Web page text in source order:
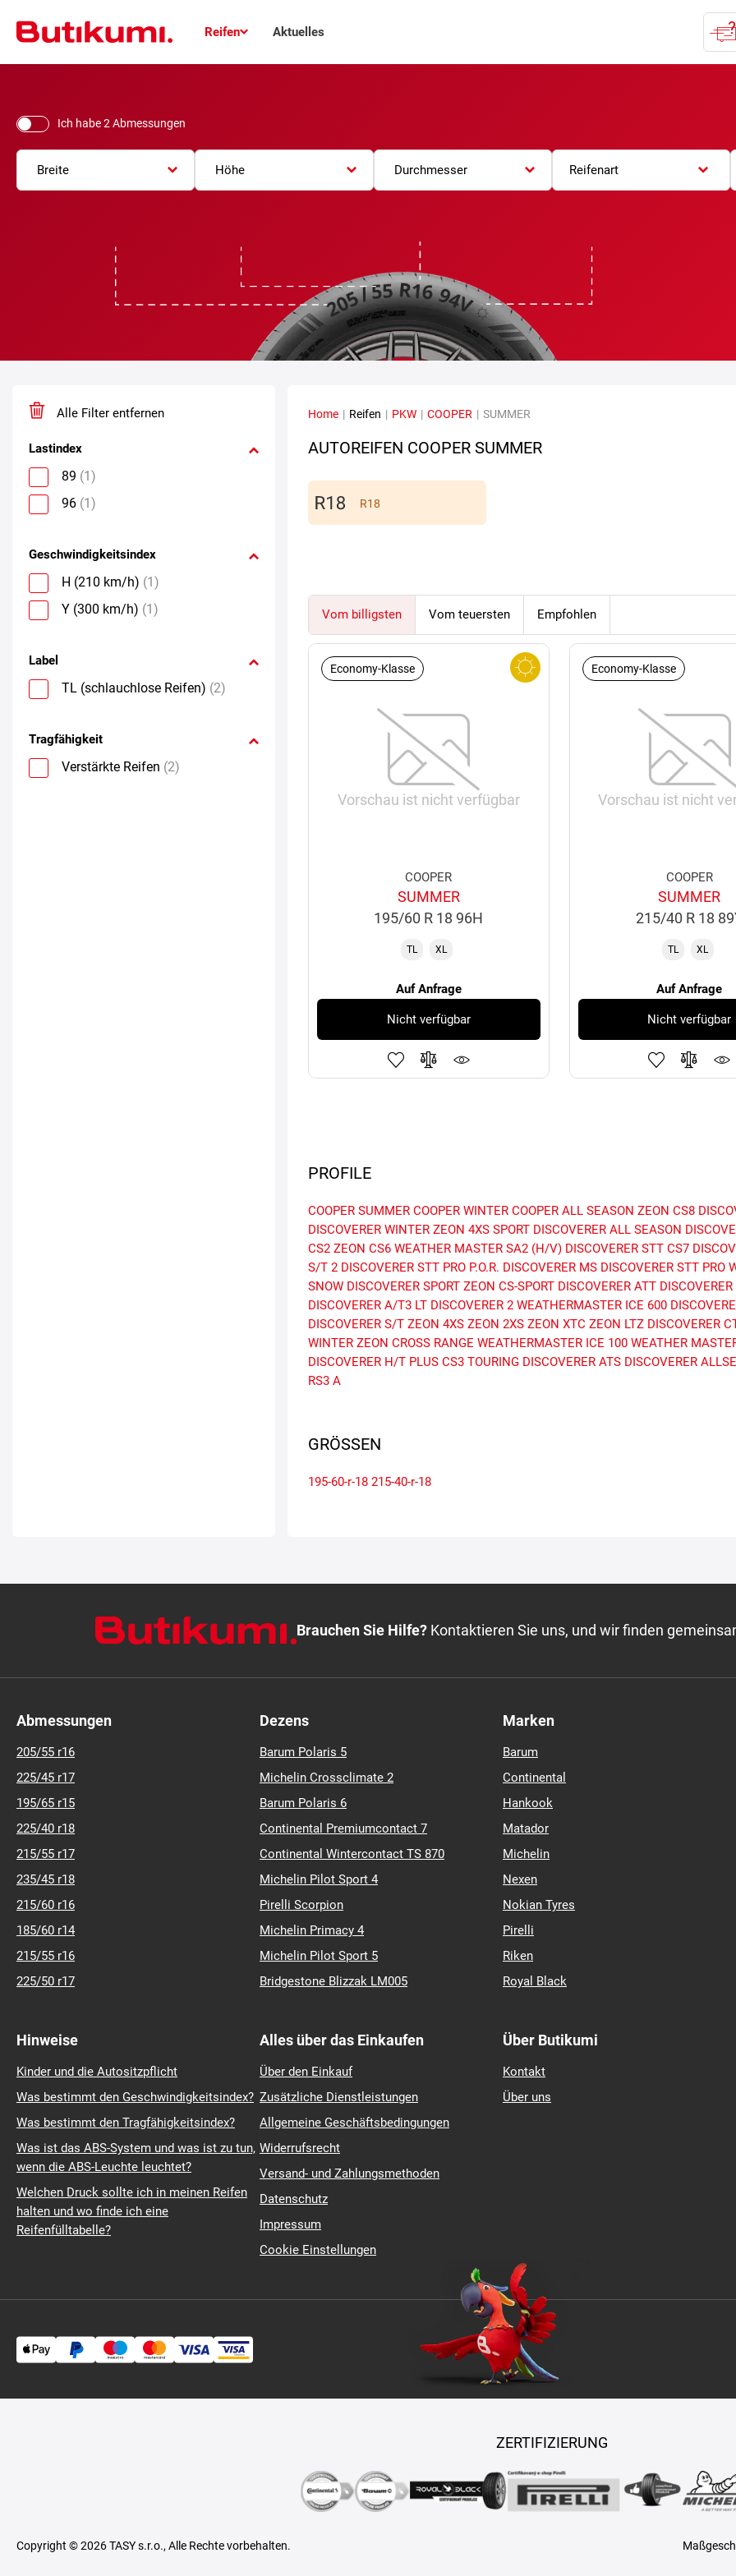
Reifen Aktuelles
Ich habe 2 Abmessungen
Breite Höhe Durchmesser Reifenart
Alle Filter entfernen
Lastindex
89 (1)
96 (1)
Geschwindigkeitsindex
H (210 km/h) (1)
Y (300 km/h) (1)
Label
TL (schlauchlose Reifen) (2)
Tragfähigkeit
Verstärkte Reifen (2)
Home | Reifen | PKW | COOPER | SUMMER
AUTOREIFEN COOPER SUMMER
R18
Vom billigsten Vom teuersten Empfohlen
Vorschau ist nicht verfügbar
Economy-Klasse
COOPER
SUMMER
195/60 R 18 96H
TL XL
Auf Anfrage
Nicht verfügbar
Vorschau ist nicht
Economy-Klasse
COOPER
SUMMER
215/40 R 18
TL XL
Auf Anfrage
Nicht verfügbar
PROFILE
COOPER SUMMER COOPER WINTER COOPER ALL SEASON ZEON CS8
DISCOVERER WINTER ZEON 4XS SPORT DISCOVERER ALL SEASON
CS2 ZEON CS6 WEATHER MASTER SA2 (H/V) DISCOVERER STT CS7
S/T 2 DISCOVERER STT PRO P.O.R. DISCOVERER MS DISCOVERER STT PRO
SNOW DISCOVERER SPORT ZEON CS-SPORT DISCOVERER ATT
DISCOVERER A/T3 LT DISCOVERER 2 WEATHERMASTER ICE 600
DISCOVERER S/T ZEON 4XS ZEON 2XS ZEON XTC ZEON LTZ DISCOVERER
WINTER ZEON CROSS RANGE WEATHERMASTER ICE 100 WEATHER
DISCOVERER H/T PLUS CS3 TOURING DISCOVERER ATS DISCOVERER
RS3 A
GRÖSSEN
195-60-r-18 215-40-r-18
Brauchen Sie Hilfe? Kontaktieren Sie uns, und wir finden
Abmessungen
205/55 r16
225/45 r17
195/65 r15
225/40 r18
215/55 r17
235/45 r18
215/60 r16
185/60 r14
215/55 r16
225/50 r17
Dezens
Barum Polaris 5
Michelin Crossclimate 2
Barum Polaris 6
Continental Premiumcontact 7
Continental Wintercontact TS 870
Michelin Pilot Sport 4
Pirelli Scorpion
Michelin Primacy 4
Michelin Pilot Sport 5
Bridgestone Blizzak LM005
Marken
Barum
Continental
Hankook
Matador
Michelin
Nexen
Nokian Tyres
Pirelli
Riken
Royal Black
Hinweise
Kinder und die Autositzpflicht
Was bestimmt den Geschwindigkeitsindex?
Was bestimmt den Tragfähigkeitsindex?
Was ist das ABS-System und was ist zu tun,
wenn die ABS-Leuchte leuchtet?
Welchen Druck sollte ich in meinen Reifen
halten und wo finde ich eine
Reifenfülltabelle?
Alles über das Einkaufen
Über den Einkauf
Zusätzliche Dienstleistungen
Allgemeine Geschäftsbedingungen
Widerrufsrecht
Versand- und Zahlungsmethoden
Datenschutz
Impressum
Cookie Einstellungen
Über Butikumi
Kontakt
Über uns
ZERTIFIZIERUNG
Copyright © 2026 TASY s.r.o., Alle Rechte vorbehalten.